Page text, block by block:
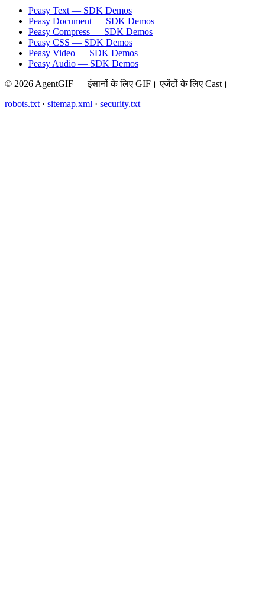
Peasy Text — SDK Demos
Peasy Document — SDK Demos
Peasy Compress — SDK Demos
Peasy CSS — SDK Demos
Peasy Video — SDK Demos
Peasy Audio — SDK Demos
© 2026 AgentGIF — इंसानों के लिए GIF। एजेंटों के लिए Cast।
robots.txt · sitemap.xml · security.txt